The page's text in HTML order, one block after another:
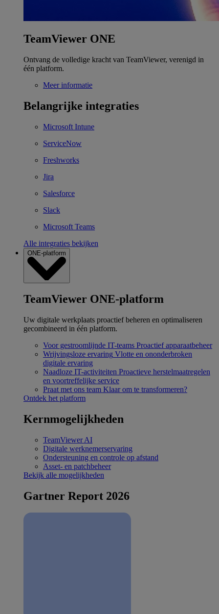
TeamViewer ONE
Ontvang de volledige kracht van TeamViewer, verenigd in
één platform.
Meer informatie
Belangrijke integraties
Microsoft Intune
ServiceNow
Freshworks
Jira
Salesforce
Slack
Microsoft Teams
Alle integraties bekijken
ONE-platform
TeamViewer ONE-platform
Uw digitale werkplaats proactief beheren en optimaliseren
gecombineerd in één platform.
Voor gestroomlijnde IT-teams Proactief apparaatbeheer
Wrijvingsloze ervaring Vlotte en ononderbroken
digitale ervaring
Naadloze IT-activiteiten Proactieve herstelmaatregelen
en voortreffelijke service
Praat met ons team Klaar om te transformeren?
Ontdek het platform
Kernmogelijkheden
TeamViewer AI
Digitale werknemerservaring
Ondersteuning en controle op afstand
Asset- en patchbeheer
Bekijk alle mogelijkheden
Gartner Report 2026